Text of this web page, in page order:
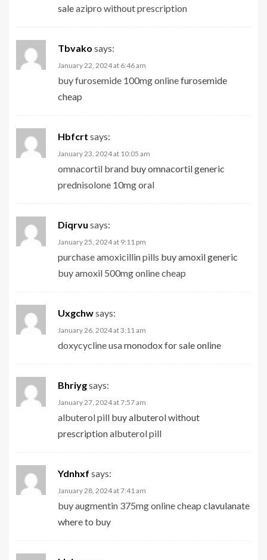
saleazipro without prescription
Tbvako says:
January 22, 2024 at 6:46 am
buy furosemide 100mg onlinefurosemide
cheap
Hbfcrt says:
January 23, 2024 at 10:05 am
omnacortil brand buy omnacortil generic
prednisolone 10mg oral
Diqrvu says:
January 25, 2024 at 9:11 pm
purchase amoxicillin pills buy amoxil generic
buy amoxil 500mg online cheap
Uxgchwsays:
January 26, 2024 at 3:11 am
doxycycline usamonodox for sale online
Bhriygsays:
January 27, 2024 at 7:57 am
albuterol pill buy albuterol without
prescriptionalbuterol pill
Ydnhxf says:
January 28, 2024 at 7:41 am
buy augmentin 375mg online cheap clavulanate
where to buy